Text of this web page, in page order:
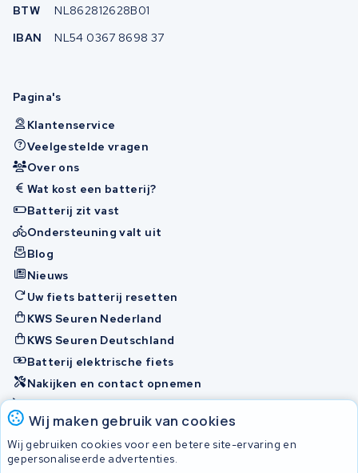
Wij maken gebruik van cookies
Wij gebruiken cookies voor een betere site-ervaring en
gepersonaliseerde advertenties.
BTW
NL862812628B01
IBAN
NL54 0367 8698 37
Pagina's
Klantenservice
Veelgestelde vragen
Over ons
Wat kost een batterij?
Batterij zit vast
Ondersteuning valt uit
Blog
Nieuws
Uw fiets batterij resetten
KWS Seuren Nederland
KWS Seuren Deutschland
Batterij elektrische fiets
Nakijken en contact opnemen
Onherstelbaar
Accu's